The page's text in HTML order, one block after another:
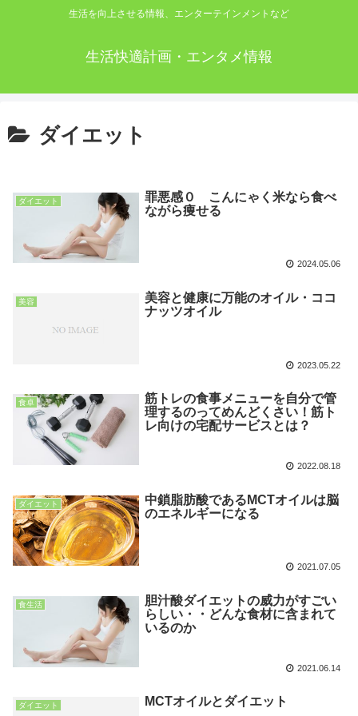
生活を向上させる情報、エンターテインメントなど
生活快適計画・エンタメ情報
ダイエット
ダイエット
罪悪感０ こんにゃく米なら食べ
ながら痩せる
2024.05.06
美容
美容と健康に万能のオイル・ココ
ナッツオイル
2023.05.22
食卓
筋トレの食事メニューを自分で管
理するのってめんどくさい！筋ト
レ向けの宅配サービスとは？
2022.08.18
ダイエット
中鎖脂肪酸であるMCTオイルは脳
のエネルギーになる
2021.07.05
食生活
胆汁酸ダイエットの威力がすごい
らしい・・どんな食材に含まれて
いるのか
2021.06.14
ダイエット MCTオイルとダイエット